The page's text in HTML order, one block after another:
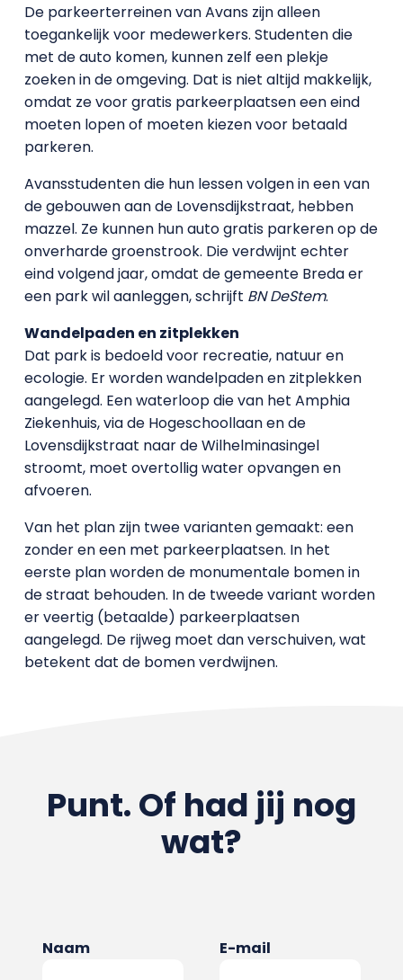
De parkeerterreinen van Avans zijn alleen
toegankelijk voor medewerkers. Studenten die
met de auto komen, kunnen zelf een plekje
zoeken in de omgeving. Dat is niet altijd makkelijk,
omdat ze voor gratis parkeerplaatsen een eind
moeten lopen of moeten kiezen voor betaald
parkeren.
Avansstudenten die hun lessen volgen in een van
de gebouwen aan de Lovensdijkstraat, hebben
mazzel. Ze kunnen hun auto gratis parkeren op de
onverharde groenstrook. Die verdwijnt echter
eind volgend jaar, omdat de gemeente Breda er
een park wil aanleggen, schrijft BN DeStem.
Wandelpaden en zitplekken
Dat park is bedoeld voor recreatie, natuur en
ecologie. Er worden wandelpaden en zitplekken
aangelegd. Een waterloop die van het Amphia
Ziekenhuis, via de Hogeschoollaan en de
Lovensdijkstraat naar de Wilhelminasingel
stroomt, moet overtollig water opvangen en
afvoeren.
Van het plan zijn twee varianten gemaakt: een
zonder en een met parkeerplaatsen. In het
eerste plan worden de monumentale bomen in
de straat behouden. In de tweede variant worden
er veertig (betaalde) parkeerplaatsen
aangelegd. De rijweg moet dan verschuiven, wat
betekent dat de bomen verdwijnen.
Punt. Of had jij nog
wat?
Naam E-mail